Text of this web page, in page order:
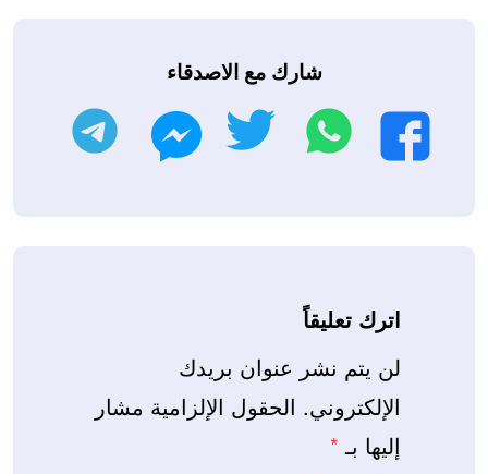
شارك مع الاصدقاء
فيسبوك
واتساب تويتر ماسنجر
اترك تعليقاً
لن يتم نشر عنوان بريدك
الإلكتروني. الحقول الإلزامية مشار
إليها بـ *